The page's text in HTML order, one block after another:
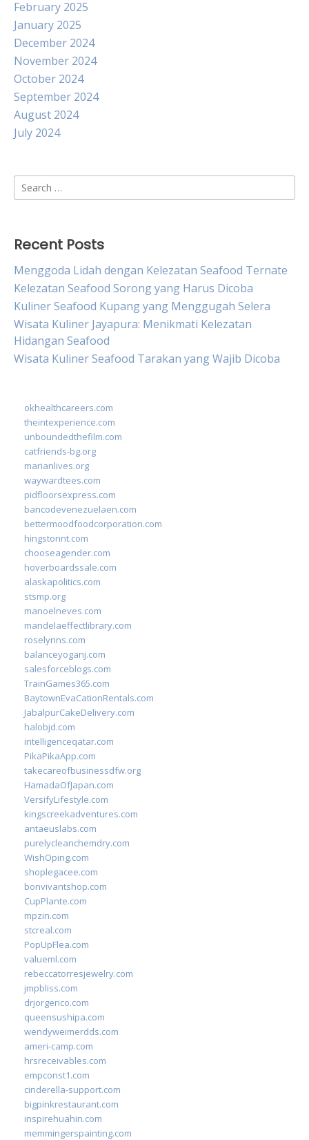
February 2025
January 2025
December 2024
November 2024
October 2024
September 2024
August 2024
July 2024
Search
for:
Recent Posts
Menggoda Lidah dengan Kelezatan Seafood Ternate
Kelezatan Seafood Sorong yang Harus Dicoba
Kuliner Seafood Kupang yang Menggugah Selera
Wisata Kuliner Jayapura: Menikmati Kelezatan
Hidangan Seafood
Wisata Kuliner Seafood Tarakan yang Wajib Dicoba
okhealthcareers.com
theintexperience.com
unboundedthefilm.com
catfriends-bg.org
marianlives.org
waywardtees.com
pidfloorsexpress.com
bancodevenezuelaen.com
bettermoodfoodcorporation.com
hingstonnt.com
chooseagender.com
hoverboardssale.com
alaskapolitics.com
stsmp.org
manoelneves.com
mandelaeffectlibrary.com
roselynns.com
balanceyoganj.com
salesforceblogs.com
TrainGames365.com
BaytownEvaCationRentals.com
JabalpurCakeDelivery.com
halobjd.com
intelligenceqatar.com
PikaPikaApp.com
takecareofbusinessdfw.org
HamadaOfJapan.com
VersifyLifestyle.com
kingscreekadventures.com
antaeuslabs.com
purelycleanchemdry.com
WishOping.com
shoplegacee.com
bonvivantshop.com
CupPlante.com
mpzin.com
stcreal.com
PopUpFlea.com
valueml.com
rebeccatorresjewelry.com
jmpbliss.com
drjorgerico.com
queensushipa.com
wendyweimerdds.com
ameri-camp.com
hrsreceivables.com
empconst1.com
cinderella-support.com
bigpinkrestaurant.com
inspirehuahin.com
memmingerspainting.com